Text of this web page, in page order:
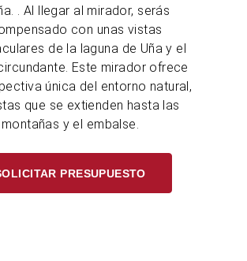
. Al llegar al mirador, serás
con unas vistas
de la laguna de Uña y el
Este mirador ofrece
única del entorno natural,
que se extienden hasta las
montañas y el embalse.
PRESUPUESTO